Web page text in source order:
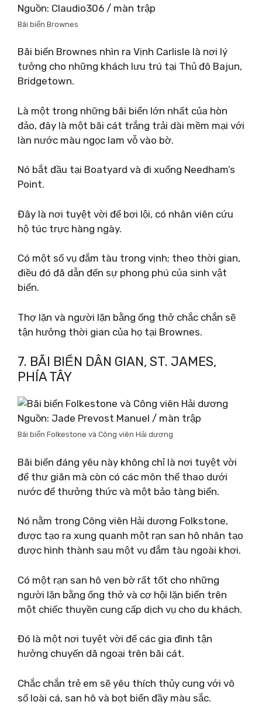
Nguồn: Claudio306 / màn trập
Bãi biển Brownes
Bãi biển Brownes nhìn ra Vịnh Carlisle là nơi lý
tưởng cho những khách lưu trú tại Thủ đô Bajun,
Bridgetown.
Là một trong những bãi biển lớn nhất của hòn
đảo, đây là một bãi cát trắng trải dài mềm mại với
làn nước màu ngọc lam vỗ vào bờ.
Nó bắt đầu tại Boatyard và đi xuống Needham’s
Point.
Đây là nơi tuyệt vời để bơi lội, có nhân viên cứu
hộ túc trực hàng ngày.
Có một số vụ đắm tàu ​​​​trong vịnh; theo thời gian,
điều đó đã dẫn đến sự phong phú của sinh vật
biển.
Thợ lặn và người lặn bằng ống thở chắc chắn sẽ
tận hưởng thời gian của họ tại Brownes.
7. BÃI BIỂN DÂN GIAN, ST. JAMES,
PHÍA TÂY
Nguồn: Jade Prevost Manuel / màn trập
Bãi biển Folkestone và Công viên Hải dương
Bãi biển đáng yêu này không chỉ là nơi tuyệt vời
để thư giãn mà còn có các môn thể thao dưới
nước để thưởng thức và một bảo tàng biển.
Nó nằm trong Công viên Hải dương Folkstone,
được tạo ra xung quanh một rạn san hô nhân tạo
được hình thành sau một vụ đắm tàu ​​​​ngoài khơi.
Có một rạn san hô ven bờ rất tốt cho những
người lặn bằng ống thở và cơ hội lặn biển trên
một chiếc thuyền cung cấp dịch vụ cho du khách.
Đó là một nơi tuyệt vời để các gia đình tận
hưởng chuyến dã ngoại trên bãi cát.
Chắc chắn trẻ em sẽ yêu thích thủy cung với vô
số loài cá, san hô và bọt biển đầy màu sắc.